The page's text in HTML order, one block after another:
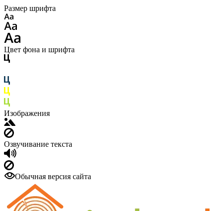
Размер шрифта
Цвет фона и шрифта
Изображения
Озвучивание текста
Обычная версия сайта